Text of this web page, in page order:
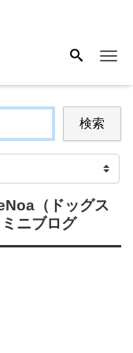
検索
（ドッグス
ニブログ